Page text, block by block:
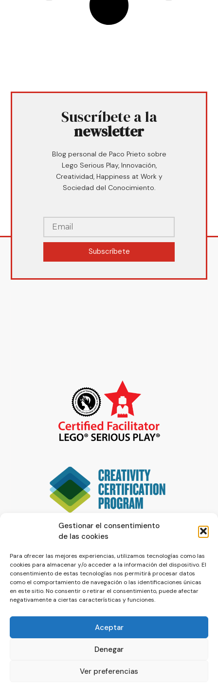
Gestionar el consentimiento
de las cookies
Para ofrecer las mejores experiencias, utilizamos tecnologías como las
cookies para almacenar y/o acceder a la información del dispositivo. El
consentimiento de estas tecnologías nos permitirá procesar datos
como el comportamiento de navegación o las identificaciones únicas
en este sitio. No consentir o retirar el consentimiento, puede afectar
negativamente a ciertas características y funciones.
Aceptar
Denegar
Ver preferencias
Suscríbete a la
newsletter
Blog personal de Paco Prieto sobre
Lego Serious Play, Innovación,
Creatividad, Happiness at Work y
Sociedad del Conocimiento.
Subscríbete
© La Servilleta - El Blog de Paco Prieto